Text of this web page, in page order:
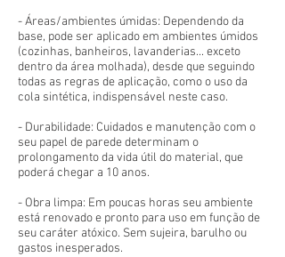
- Áreas/ambientes úmidas: Dependendo da
base, pode ser aplicado em ambientes úmidos
(cozinhas, banheiros, lavanderias... exceto
dentro da área molhada), desde que seguindo
todas as regras de aplicação, como o uso da
cola sintética, indispensável neste caso.
- Durabilidade: Cuidados e manutenção com o
seu papel de parede determinam o
prolongamento da vida útil do material, que
poderá chegar a 10 anos.
- Obra limpa: Em poucas horas seu ambiente
está renovado e pronto para uso em função de
seu caráter atóxico. Sem sujeira, barulho ou
gastos inesperados.